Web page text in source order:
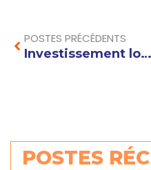
POSTES PRÉCÉDENTS
Investissement locatif à Chamonix : bâtissez un patrimoine au sommet
POSTES